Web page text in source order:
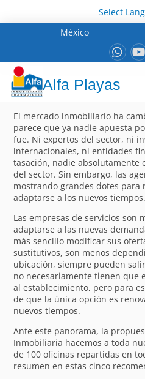
Select
México
Alfa Playas
El mercado inmobiliario ha
parece que ya nadie apuesta
fue. Ni expertos del sector, ni
internacionales, ni entidades
tasación, nadie absolutamente
del sector. Sin embargo, las
mostrando grandes dotes para
adaptarse a los nuevos tiempos.
Las empresas de servicios son
adaptarse a las nuevas
más sencillo modificar sus
sustitutivos, son menos
ubicación, siempre pueden
no necesariamente tienen que
al establecimiento, pero para
de que la única opción es
nuevos tiempos.
Ante este panorama, la
Inmobiliaria hacemos a toda
de 100 oficinas repartidas en
resumen en estas cinco